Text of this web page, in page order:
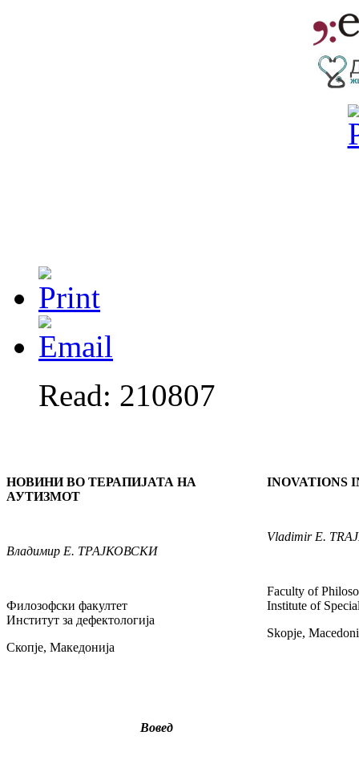
Read: 210807
НОВИНИ ВО ТЕРАПИЈАТА НА
АУТИЗМОТ
Владимир Е. ТРАЈКОВСКИ
Филозофски факултет
Институт за дефектологија
Скопје, Македонија
INOVATIONS
Vladimir E.
Faculty of
Institute of
Skopje,
Вовед